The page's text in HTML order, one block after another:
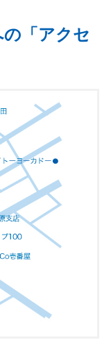
る進路に進めるよ
習方法をご提案
取り組んでまいり
ます。
は当たり前のモノ
25年以内に世に
できません。
「アクセ